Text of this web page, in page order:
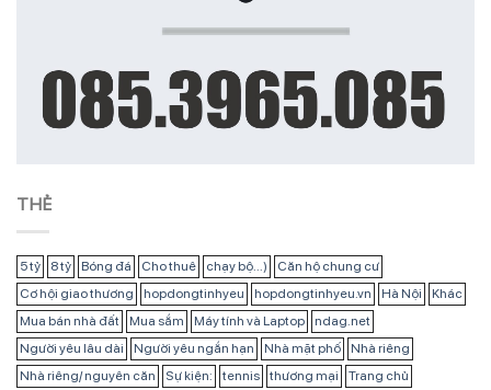
THẺ
5 tỷ 8 tỷ Bóng đá Cho thuê chạy bộ...)
Căn hộ chung cư
Cơ hội giao thương
hopdongtinhyeu hopdongtinhyeu.vn Hà Nội
Khác
Mua bán nhà đất
Mua sắm Máy tính và Laptop
ndag.net
Người yêu lâu dài
Người yêu ngắn hạn Nhà mặt phố
Nhà riêng
Nhà riêng/ nguyên căn
Sự kiện: tennis thương mại
Trang chủ